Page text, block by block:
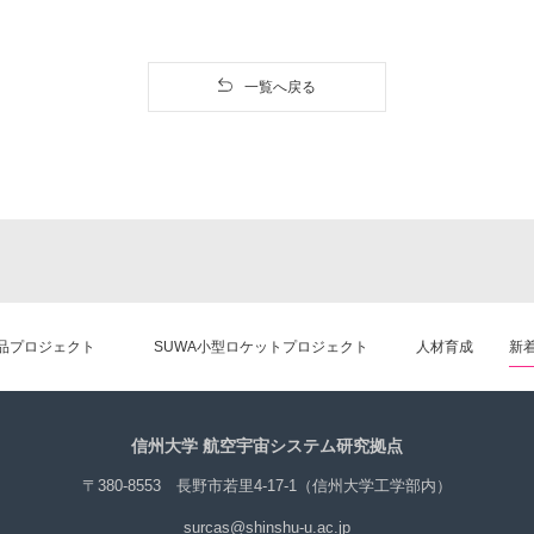
一覧へ戻る
プロジェクト SUWA小型ロケットプロジェクト 人材育成 新
信州大学 航空宇宙システム研究拠点
〒380-8553 長野市若里4-17-1（信州大学工学部内）
surcas@shinshu-u.ac.jp